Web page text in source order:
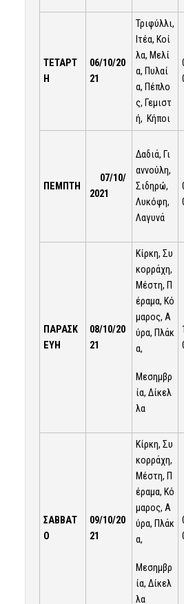
ΤΕΤΑΡΤ
Η
06/10/20
21
Τριφύλλι,
Ιτέα, Κοί
λα, Μελί
α, Πυλαί
α, Πέπλο
ς, Γεμιστ
ή, Κήποι
ΠΕΜΠΤΗ
07/10/
2021
Δαδιά, Γι
αννούλη,
Σιδηρώ,
Λυκόφη,
Λαγυνά
ΠΑΡΑΣΚ
ΕΥΗ
08/10/20
21
Κίρκη, Συ
κορράχη,
Μέστη, Π
έραμα, Κό
μαρος, Α
ύρα, Πλάκ
α,
Μεσημβρ
ία, Δίκελ
λα
ΣΑΒΒΑΤ
Ο
09/10/20
21
Κίρκη, Συ
κορράχη,
Μέστη, Π
έραμα, Κό
μαρος, Α
ύρα, Πλάκ
α,
Μεσημβρ
ία, Δίκελ
λα